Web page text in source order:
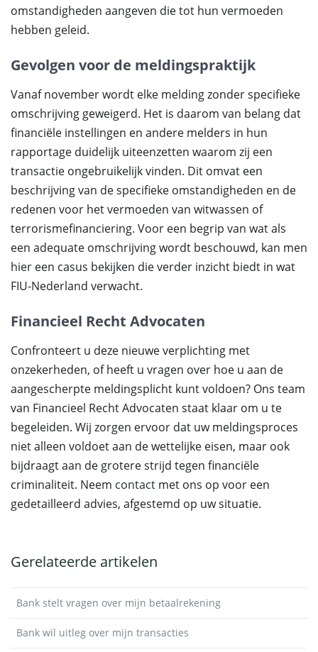
omstandigheden aangeven die tot hun vermoeden
hebben geleid.
Gevolgen voor de meldingspraktijk
Vanaf november wordt elke melding zonder specifieke
omschrijving geweigerd. Het is daarom van belang dat
financiële instellingen en andere melders in hun
rapportage duidelijk uiteenzetten waarom zij een
transactie ongebruikelijk vinden. Dit omvat een
beschrijving van de specifieke omstandigheden en de
redenen voor het vermoeden van witwassen of
terrorismefinanciering. Voor een begrip van wat als
een adequate omschrijving wordt beschouwd, kan men
hier een casus bekijken die verder inzicht biedt in wat
FIU-Nederland verwacht.
Financieel Recht Advocaten
Confronteert u deze nieuwe verplichting met
onzekerheden, of heeft u vragen over hoe u aan de
aangescherpte meldingsplicht kunt voldoen? Ons team
van Financieel Recht Advocaten staat klaar om u te
begeleiden. Wij zorgen ervoor dat uw meldingsproces
niet alleen voldoet aan de wettelijke eisen, maar ook
bijdraagt aan de grotere strijd tegen financiële
criminaliteit. Neem contact met ons op voor een
gedetailleerd advies, afgestemd op uw situatie.
Gerelateerde artikelen
Bank stelt vragen over mijn betaalrekening
Bank wil uitleg over mijn transacties